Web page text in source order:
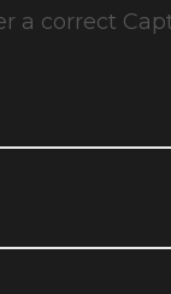
a correct